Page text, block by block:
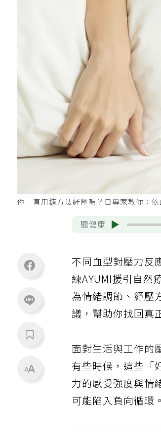
你一直用錯方法紓壓嗎？日專家教你：
聽健康
不同血型對壓力反
練AYUMI援引自然
為情緒調節、紓壓
議，幫助你找回真
面對生活與工作的
有些時候，這些「
力的感受強度與情
可能陷入負向循環